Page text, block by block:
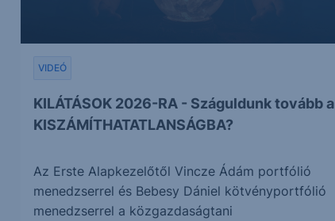
KILÁTÁSOK 2026-RA - Száguldunk tovább a
KISZÁMÍTHATATLANSÁGBA?
VIDEÓ
Az Erste Alapkezelőtől Vincze Ádám portfólió
menedzserrel és Bebesy Dániel kötvényportfólió
menedzserrel a közgazdaságtani